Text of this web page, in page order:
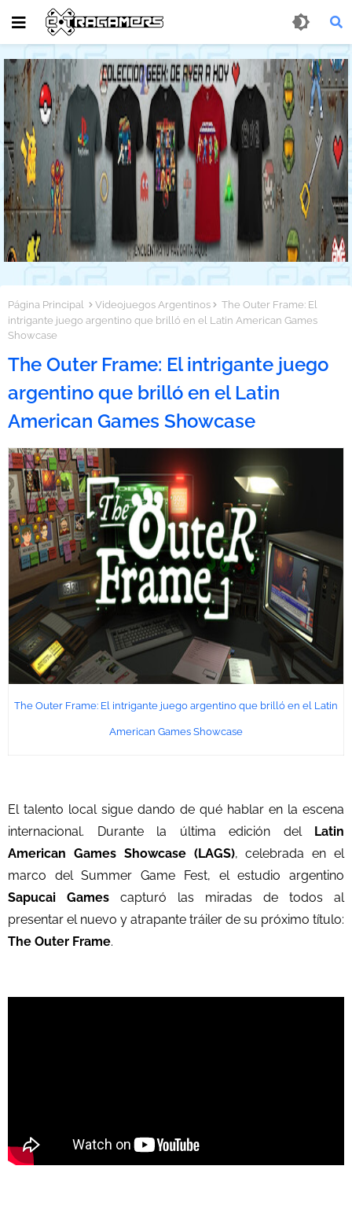
Página Principal Videojuegos Argentinos
The Outer Frame: El
intrigante juego argentino que brilló en el Latin American Games
Showcase
The Outer Frame: El intrigante juego
argentino que brilló en el Latin
American Games Showcase
The Outer Frame: El intrigante juego argentino que brilló en el Latin
American Games Showcase
El talento local sigue dando de qué hablar en la escena
internacional. Durante la última edición del Latin
American Games Showcase (LAGS), celebrada en el
marco del Summer Game Fest, el estudio argentino
Sapucai Games capturó las miradas de todos al
presentar el nuevo y atrapante tráiler de su próximo título:
The Outer Frame.